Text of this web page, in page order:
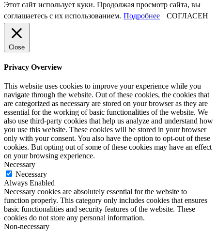
Этот сайт использует куки. Продолжая просмотр сайта, вы
соглашаетесь с их использованием. Подробнее СОГЛАСЕН
Close
Privacy Overview
This website uses cookies to improve your experience while you
navigate through the website. Out of these cookies, the cookies that
are categorized as necessary are stored on your browser as they are
essential for the working of basic functionalities of the website. We
also use third-party cookies that help us analyze and understand how
you use this website. These cookies will be stored in your browser
only with your consent. You also have the option to opt-out of these
cookies. But opting out of some of these cookies may have an effect
on your browsing experience.
Necessary
Necessary
Always Enabled
Necessary cookies are absolutely essential for the website to
function properly. This category only includes cookies that ensures
basic functionalities and security features of the website. These
cookies do not store any personal information.
Non-necessary